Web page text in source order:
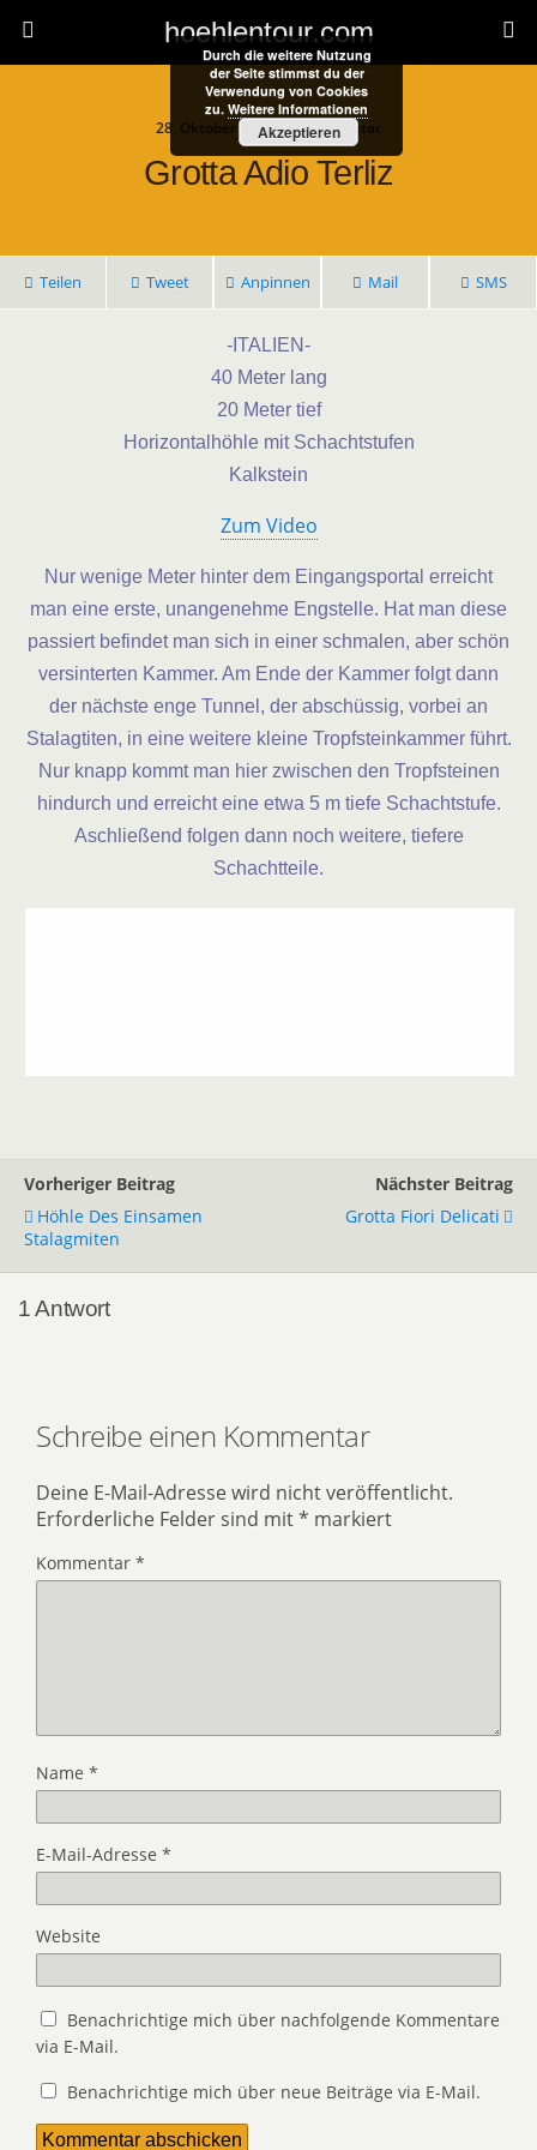
hoehlentour.com
28. Oktober 2024 • 1 Kommentar
Grotta Adio Terliz
Teilen Tweet Anpinnen Mail SMS
-ITALIEN-
40 Meter lang
20 Meter tief
Horizontalhöhle mit Schachtstufen
Kalkstein
Zum Video
Nur wenige Meter hinter dem Eingangsportal erreicht
man eine erste, unangenehme Engstelle. Hat man diese
passiert befindet man sich in einer schmalen, aber schön
versinterten Kammer. Am Ende der Kammer folgt dann
der nächste enge Tunnel, der abschüssig, vorbei an
Stalagtiten, in eine weitere kleine Tropfsteinkammer führt.
Nur knapp kommt man hier zwischen den Tropfsteinen
hindurch und erreicht eine etwa 5 m tiefe Schachtstufe.
Aschließend folgen dann noch weitere, tiefere
Schachtteile.
Vorheriger Beitrag
Höhle Des Einsamen
Stalagmiten
Nächster Beitrag
Grotta Fiori Delicati
1 Antwort
Schreibe einen Kommentar
Deine E-Mail-Adresse wird nicht veröffentlicht.
Erforderliche Felder sind mit* markiert
Kommentar *
Name *
E-Mail-Adresse *
Website
Benachrichtige mich über nachfolgende Kommentare
via E-Mail.
Benachrichtige mich über neue Beiträge via E-Mail.
Durch die weitere Nutzung
der Seite stimmst du der
Verwendung von Cookies
zu. Weitere Informationen
Akzeptieren